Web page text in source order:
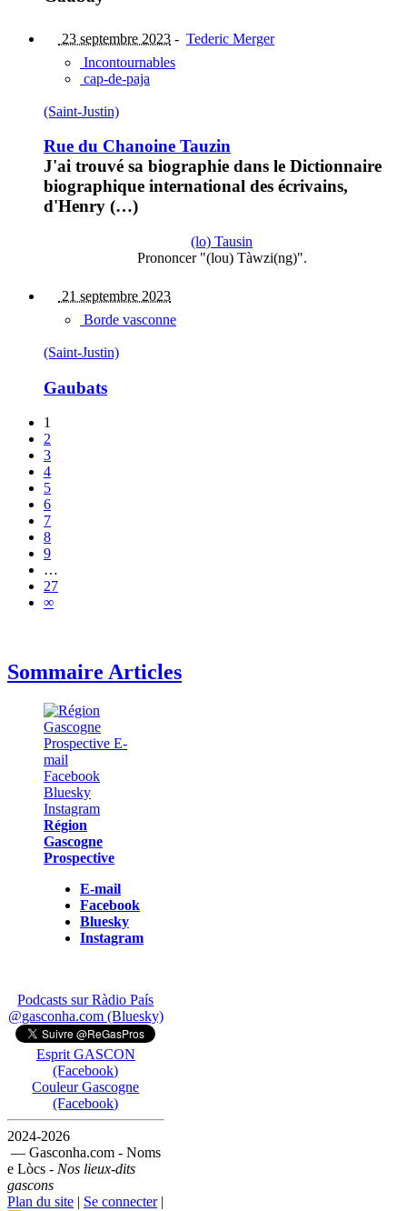
23 septembre 2023 - Tederic Merger
Incontournables
cap-de-paja
(Saint-Justin)
Rue du Chanoine Tauzin
J'ai trouvé sa biographie dans le Dictionnaire
biographique international des écrivains,
d'Henry (…)
(lo) Tausin
Prononcer "(lou) Tàwzi(ng)".
21 septembre 2023
Borde vasconne
(Saint-Justin)
Gaubats
1
2
3
4
5
6
7
8
9
…
27
∞
Sommaire Articles
Région
Gascogne
Prospective
E-mail
Facebook
Bluesky
Instagram
Podcasts sur Ràdio País
@gasconha.com (Bluesky)
Esprit GASCON
(Facebook)
Couleur Gascogne
(Facebook)
2024-2026
— Gasconha.com - Noms
e Lòcs - Nos lieux-dits
gascons
Plan du site | Se connecter|